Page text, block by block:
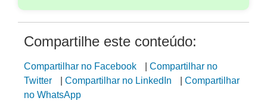
Compartilhe este conteúdo:
Compartilhar no Facebook
Compartilhar no
Twitter
Compartilhar no LinkedIn
Compartilhar
no WhatsApp